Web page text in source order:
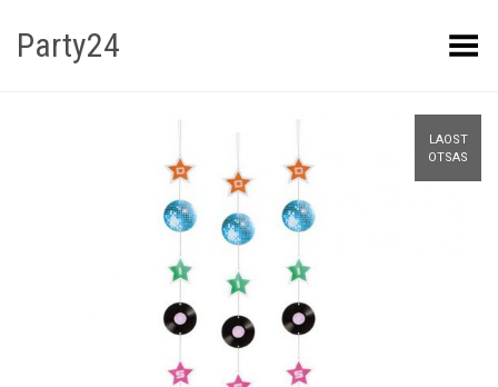
Party24 Kuva menüü
LAOST
OTSAS